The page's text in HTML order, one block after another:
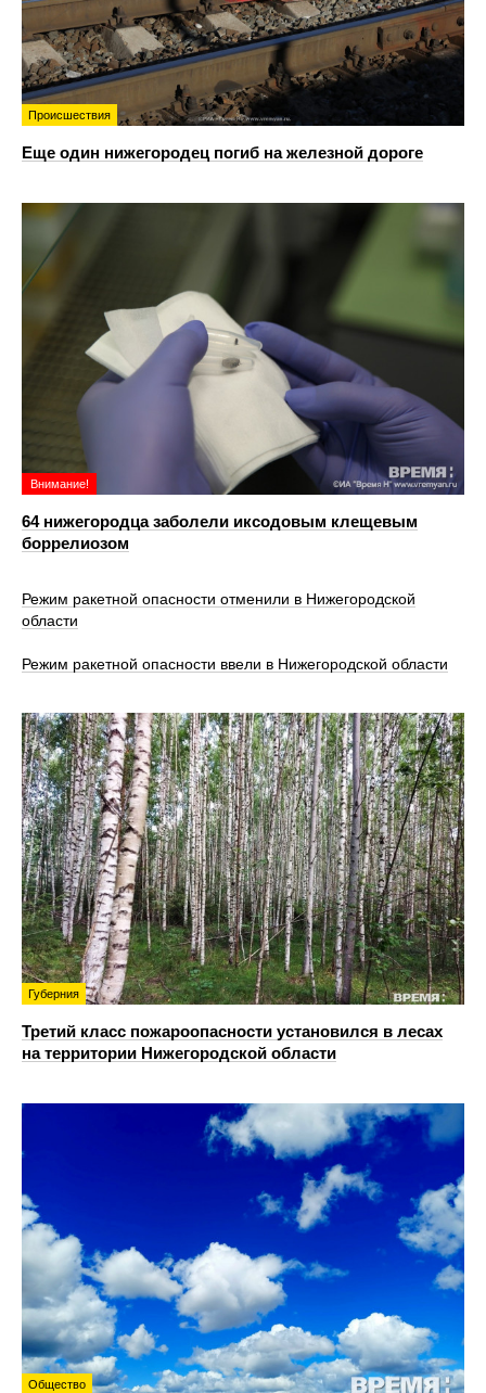
Происшествия
Еще один нижегородец погиб на железной дороге
Внимание!
64 нижегородца заболели иксодовым клещевым
боррелиозом
Режим ракетной опасности отменили в Нижегородской
области
Режим ракетной опасности ввели в Нижегородской области
Губерния
Третий класс пожароопасности установился в лесах
на территории Нижегородской области
Общество